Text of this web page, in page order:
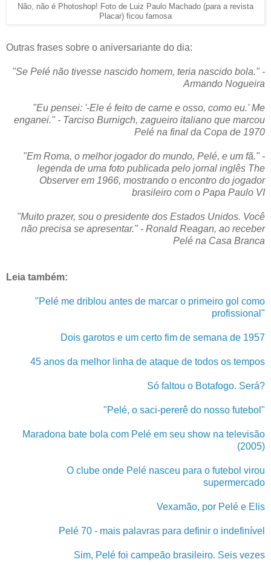
Não, não é Photoshop! Foto de Luiz Paulo Machado (para a revista
Placar) ficou famosa
Outras frases sobre o aniversariante do dia:
"Se Pelé não tivesse nascido homem, teria nascido bola." -
Armando Nogueira
"Eu pensei: '-Ele é feito de carne e osso, como eu.' Me
enganei." - Tarciso Burnigch, zagueiro italiano que marcou
Pelé na final da Copa de 1970
"Em Roma, o melhor jogador do mundo, Pelé, e um fã." -
legenda de uma foto publicada pelo jornal inglês The
Observer em 1966, mostrando o encontro do jogador
brasileiro com o Papa Paulo VI
"Muito prazer, sou o presidente dos Estados Unidos. Você
não precisa se apresentar." - Ronald Reagan, ao receber
Pelé na Casa Branca
Leia também:
"Pelé me driblou antes de marcar o primeiro gol como
profissional"
Dois garotos e um certo fim de semana de 1957
45 anos da melhor linha de ataque de todos os tempos
Só faltou o Botafogo. Será?
"Pelé, o saci-pererê do nosso futebol"
Maradona bate bola com Pelé em seu show na televisão
(2005)
O clube onde Pelé nasceu para o futebol virou
supermercado
Vexamão, por Pelé e Elis
Pelé 70 - mais palavras para definir o indefinível
Sim, Pelé foi campeão brasileiro. Seis vezes